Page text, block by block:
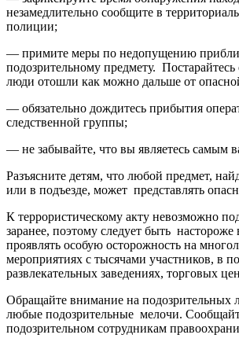
незамедлительно сообщите в
полиции;
— примите меры по недопущению
подозрительному предмету. Постарайтесь
люди отошли как можно дальше от
— обязательно дождитесь прибытия
следственной группы;
— не забывайте, что вы являетесь самым
Разъясните детям, что любой предмет,
или в подъезде, может представлять
К террористическому акту невозможно
заранее, поэтому следует быть настороже
проявлять особую осторожность на
мероприятиях с тысячами участников, в
развлекательных заведениях, торговых
Обращайте внимание на подозрительных
любые подозрительные мелочи.
подозрительном сотрудникам